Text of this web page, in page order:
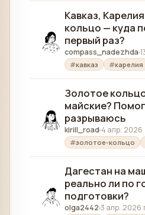
Кавказ,
кольцо — куда
первый раз?
compass_nadezhda
кавказ карелия
Золотое
майские?
разрываюсь
kirill_road 4 апр. 2026
золотое-кольцо
Дагестан на
реально ли по
подготовки?
olga2442 3 апр. 2026